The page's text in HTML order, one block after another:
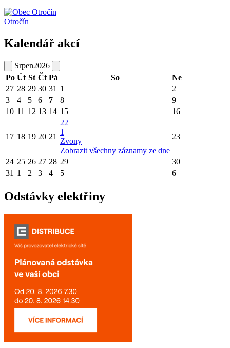
Otročín
Kalendář akcí
Srpen2026
Po Út St Čt Pá So
Ne
27 28 29 30 31 1
2
3
4 5 6 7 8
9
10 11 12 13 14 15 16
17 18 19 20 21
22
1
Zvony
Zobrazit všechny záznamy ze dne
23
24 25 26 27 28 29
30
31 1 2 3 4 5 6
Odstávky elektřiny